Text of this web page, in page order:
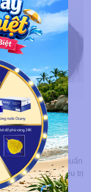
phân cực
sâu tại
gồm 3 bước chuẩn
vấn liệu trình điều trị
trong 30–45 phút,